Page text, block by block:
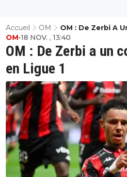
Accueil OM
OM : De Zerbi A
Ligue 1
OM : De Zerbi a un
en Ligue 1
OM•18 NOV. , 13:40